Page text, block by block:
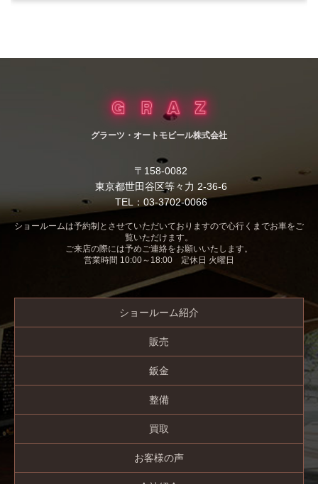
グラーツ・オートモビール株式会社
〒158-0082
東京都世田谷区等々力 2-36-6
TEL：03-3702-0066
ショールームは予約制とさせていただいておりますので心行くまでお車をご
覧いただけます。
ご来店の際には予めご連絡をお願いいたします。
営業時間 10:00～18:00 定休日 火曜日
ショールーム紹介
販売
鈑金
整備
買取
お客様の声